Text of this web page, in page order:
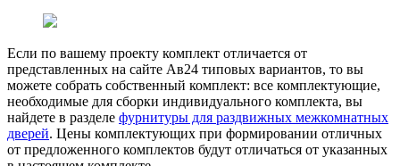
Если по вашему проекту комплект отличается от
представленных на сайте Ав24 типовых вариантов, то вы
можете собрать собственный комплект: все комплектующие,
необходимые для сборки индивидуального комплекта, вы
найдете в разделе фурнитуры для раздвижных межкомнатных
дверей. Цены комплектующих при формировании отличных
от предложенного комплектов будут отличаться от указанных